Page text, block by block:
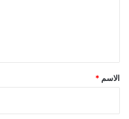
*
الاسم *